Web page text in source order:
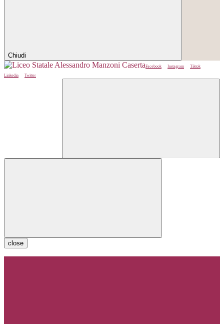
Chiudi
Facebook Instagram
Tiktok
Linkedin
Twitter
close